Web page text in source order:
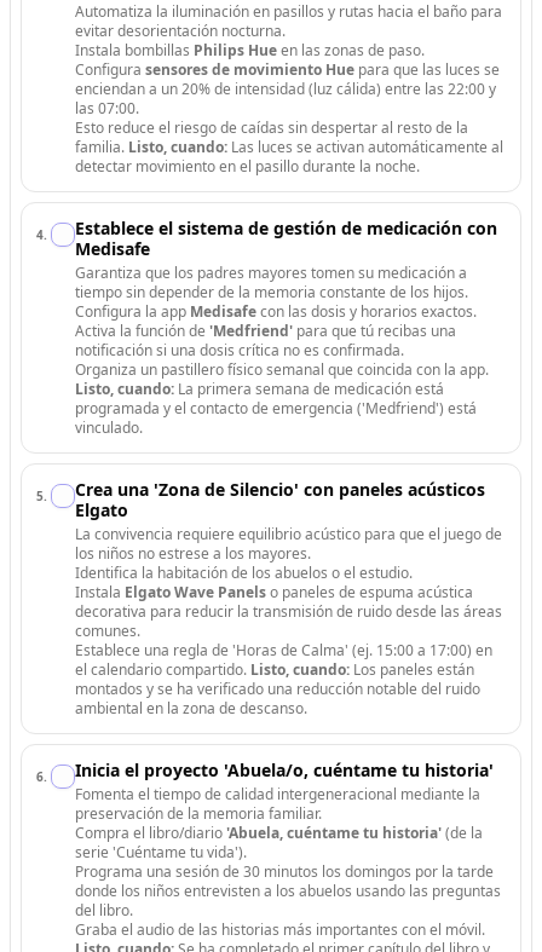
Automatiza la iluminación en pasillos y rutas hacia el baño para
evitar desorientación nocturna.
Instala bombillas Philips Hueen las zonas de paso.
Configura sensores de movimiento Hue para que las luces se
enciendan a un 20% de intensidad (luz cálida) entre las 22:00 y
las 07:00.
Esto reduce el riesgo de caídas sin despertar al resto de la
familia. Listo, cuando: Las luces se activan automáticamente al
detectar movimiento en el pasillo durante la noche.
4.
Establece el sistema de gestión de medicación con
Medisafe
Garantiza que los padres mayores tomen su medicación a
tiempo sin depender de la memoria constante de los hijos.
Configura la app Medisafecon las dosis y horarios exactos.
Activa la función de 'Medfriend' para que tú recibas una
notificación si una dosis crítica no es confirmada.
Organiza un pastillero físico semanal que coincida con la app.
Listo, cuando: La primera semana de medicación está
programada y el contacto de emergencia ('Medfriend') está
vinculado.
5.
Crea una 'Zona de Silencio' con paneles acústicos
Elgato
La convivencia requiere equilibrio acústico para que el juego de
los niños no estrese a los mayores.
Identifica la habitación de los abuelos o el estudio.
Instala Elgato Wave Panelso paneles de espuma acústica
decorativa para reducir la transmisión de ruido desde las áreas
comunes.
Establece una regla de 'Horas de Calma' (ej. 15:00 a 17:00) en
el calendario compartido. Listo, cuando: Los paneles están
montados y se ha verificado una reducción notable del ruido
ambiental en la zona de descanso.
6. Inicia el proyecto 'Abuela/o, cuéntame tu historia'
Fomenta el tiempo de calidad intergeneracional mediante la
preservación de la memoria familiar.
Compra el libro/diario'Abuela, cuéntame tu historia'(de la
serie 'Cuéntame tu vida').
Programa una sesión de 30 minutos los domingos por la tarde
donde los niños entrevisten a los abuelos usando las preguntas
del libro.
Graba el audio de las historias más importantes con el móvil.